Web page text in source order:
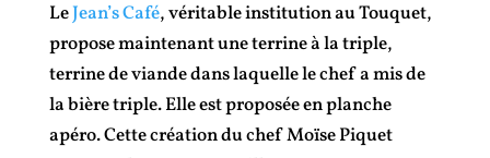
LeJean’s Café, véritable institution au Touquet,
propose maintenant une terrine à la triple,
terrine de viande dans laquelle le chef a mis de
la bière triple. Elle est proposée en planche
apéro. Cette création du chef Moïse Piquet